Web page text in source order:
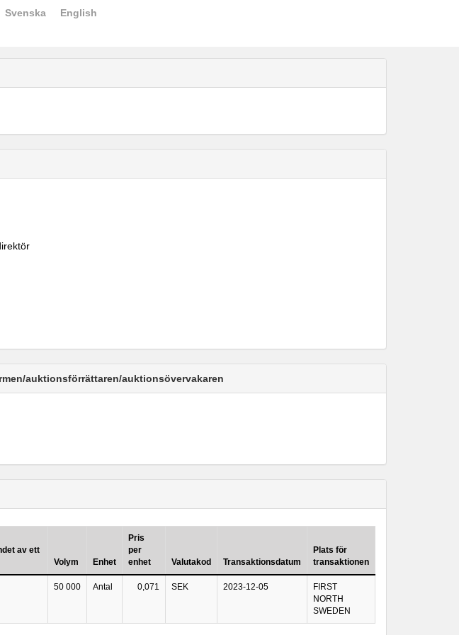
Svenska English
auktionsförrättaren/auktionsövervakaren
av ett
Volym Enhet
Pris
per
enhet
Valutakod Transaktionsdatum
Plats för
transaktionen
50 000 Antal 0,071 SEK 2023-12-05
FIRST
NORTH
SWEDEN